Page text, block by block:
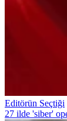
Editörün Seçtiği
27 ilde 'siber'